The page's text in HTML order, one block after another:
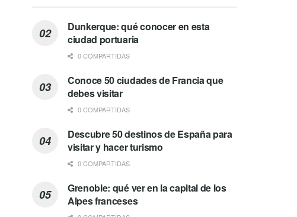
Dunkerque: qué conocer en esta
ciudad portuaria
0 COMPARTIDAS
Conoce 50 ciudades de Francia que
debes visitar
0 COMPARTIDAS
Descubre 50 destinos de España para
visitar y hacer turismo
0 COMPARTIDAS
Grenoble: qué ver en la capital de los
Alpes franceses